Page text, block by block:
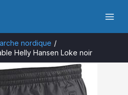
nordique
Helly Hansen Loke noir